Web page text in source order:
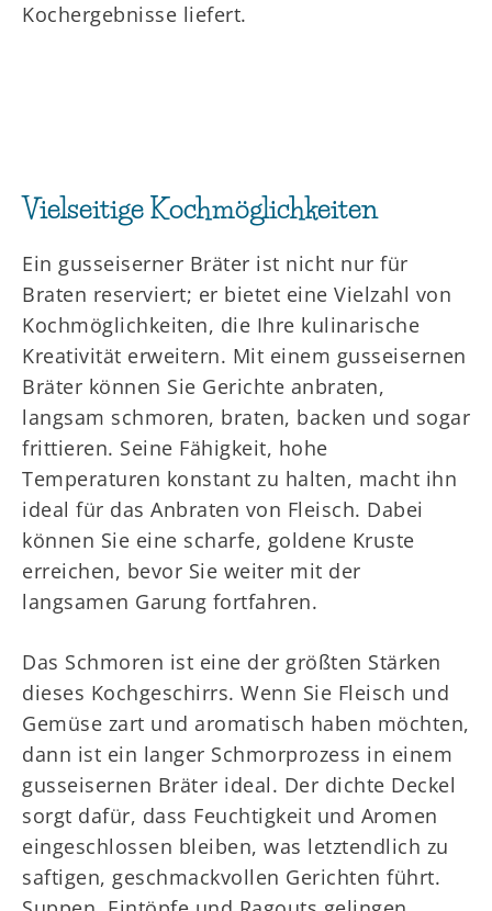
Kochergebnisse liefert.
Vielseitige Kochmöglichkeiten
Ein gusseiserner Bräter ist nicht nur für
Braten reserviert; er bietet eine Vielzahl von
Kochmöglichkeiten, die Ihre kulinarische
Kreativität erweitern. Mit einem gusseisernen
Bräter können Sie Gerichte anbraten,
langsam schmoren, braten, backen und sogar
frittieren. Seine Fähigkeit, hohe
Temperaturen konstant zu halten, macht ihn
ideal für das Anbraten von Fleisch. Dabei
können Sie eine scharfe, goldene Kruste
erreichen, bevor Sie weiter mit der
langsamen Garung fortfahren.
Das Schmoren ist eine der größten Stärken
dieses Kochgeschirrs. Wenn Sie Fleisch und
Gemüse zart und aromatisch haben möchten,
dann ist ein langer Schmorprozess in einem
gusseisernen Bräter ideal. Der dichte Deckel
sorgt dafür, dass Feuchtigkeit und Aromen
eingeschlossen bleiben, was letztendlich zu
saftigen, geschmackvollen Gerichten führt.